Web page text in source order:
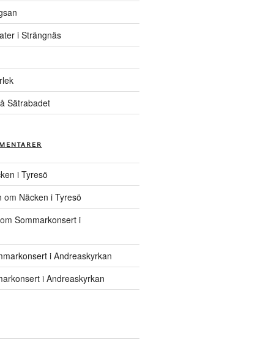
i Strängnäs
Sätrabadet
i Tyresö
om Näcken i Tyresö
Sommarkonsert i
i Andreaskyrkan
i Andreaskyrkan